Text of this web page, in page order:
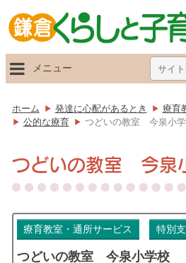
Search
for:
メニュー
ホーム 発達に心配があるとき
療育
公的な療育
つどいの教室 今泉小
つどいの教室 今泉
療育教室・通所サービス 特別
つどいの教室 今泉小学校